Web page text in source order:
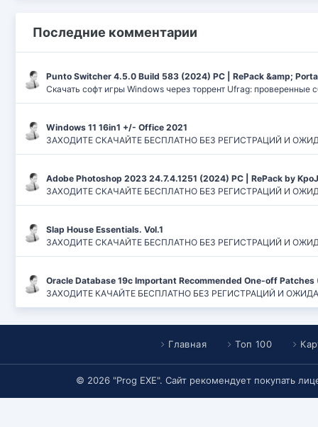
Последние комментарии
Punto Switcher 4.5.0 Build 583 (2024) РС | RePack &amp;
Скачать софт игры Windows через торрент Ufrag: проверенные
Windows 11 16in1 +/- Office 2021
ЗАХОДИТЕ СКАЧАЙТЕ БЕСПЛАТНО БЕЗ РЕГИСТРАЦИЙ И
Adobe Photoshop 2023 24.7.4.1251 (2024) PC | RePack by
ЗАХОДИТЕ СКАЧАЙТЕ БЕСПЛАТНО БЕЗ РЕГИСТРАЦИЙ И
Slap House Essentials. Vol.1
ЗАХОДИТЕ СКАЧАЙТЕ БЕСПЛАТНО БЕЗ РЕГИСТРАЦИЙ И
Oracle Database 19c Important Recommended One-off Patches
ЗАХОДИТЕ КАЧАЙТЕ БЕСПЛАТНО БЕЗ РЕГИСТРАЦИЙ И
Главная Топ 100
© 2026 "Prog EXE". Сайт рекомендует покупать